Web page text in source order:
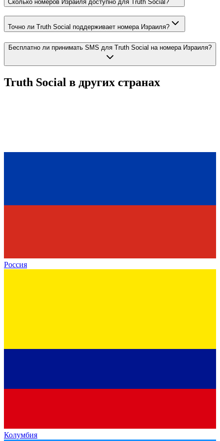
Сколько номеров Израиля доступно для Truth Social?
Точно ли Truth Social поддерживает номера Израиля?
Бесплатно ли принимать SMS для Truth Social на номера Израиля?
Truth Social в других странах
Россия
Колумбия